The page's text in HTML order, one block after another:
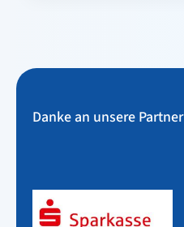
Danke an unsere Partner